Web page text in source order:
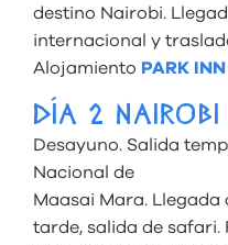
destino Nairobi.
internacional y
Alojamiento PARK
DÍA 2
Desayuno. Salida
Nacional de
Maasai Mara. Llegada
tarde, salida de safari.